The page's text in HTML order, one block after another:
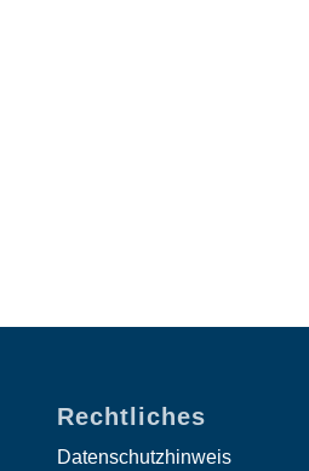
Rechtliches
Datenschutzhinweis